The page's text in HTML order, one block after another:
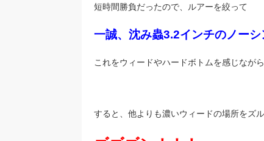
短時間勝負だったので、ルアーを絞って
一誠、沈み蟲3.2インチのノーシ
これをウィードやハードボトムを感じなが
すると、他よりも濃いウィードの場所をズ